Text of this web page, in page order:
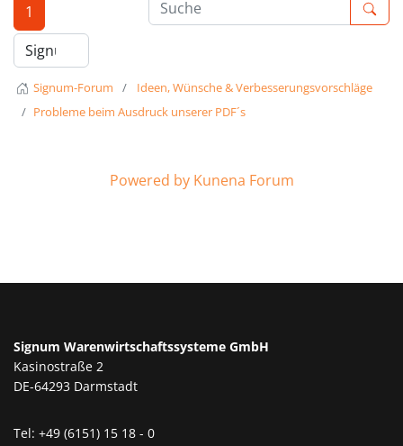
1
Signum-Forum
Ideen, Wünsche & Verbesserungsvorschläge
Probleme beim Ausdruck unserer PDF´s
Powered by Kunena Forum
Signum Warenwirtschaftssysteme GmbH
Kasinostraße 2
DE-64293 Darmstadt
Tel: +49 (6151) 15 18 - 0